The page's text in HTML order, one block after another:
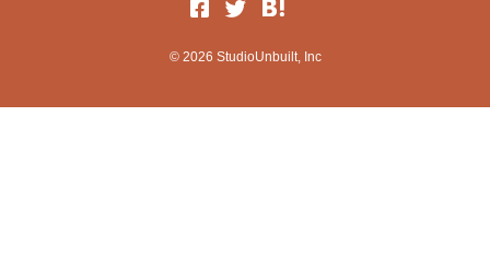
© 2026 StudioUnbuilt, Inc